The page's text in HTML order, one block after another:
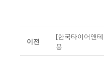
이전
[한국타이어앤
용